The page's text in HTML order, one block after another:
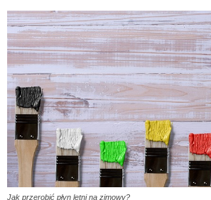
Jak przerobić płyn letni na zimowy?